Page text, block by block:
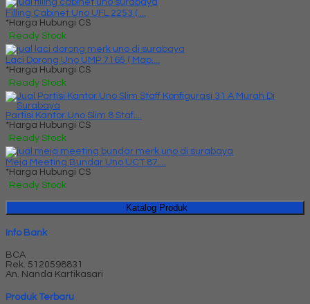
Filling Cabinet Uno UFL 2253 (....
*Harga Hubungi CS
Ready Stock
Laci Dorong Uno UMP 7165 ( Map....
*Harga Hubungi CS
Ready Stock
Partisi Kantor Uno Slim 8 Staf....
*Harga Hubungi CS
Ready Stock
Meja Meeting Bundar Uno UCT 87....
*Harga Hubungi CS
Ready Stock
Katalog Produk
Info Bank
BCA
Rek. 5120598831
An. Nanda Kartikasari
Produk Terbaru